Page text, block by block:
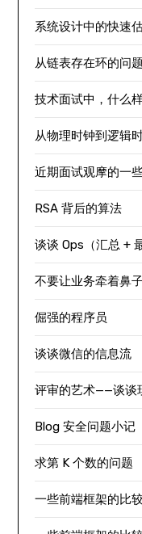
系统设计中的快速
从链表存在环的问
技术面试中，什么
从物理时钟到逻辑
近期面试观摩的一
RSA 背后的算法
谈谈 Ops（汇总 +
不要让业务牵着鼻
倔强的程序员
谈谈微信的信息流
评审的艺术——谈谈
Blog 安全问题小记
求第 K 个数的问题
一些前端框架的比